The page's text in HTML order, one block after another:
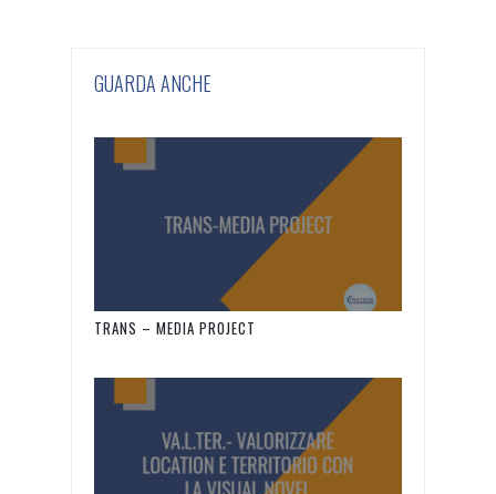
GUARDA ANCHE
TRANS – MEDIA PROJECT